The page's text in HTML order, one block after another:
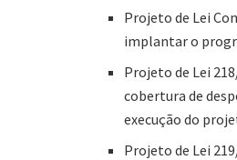
Projeto de Lei
implantar o
Projeto de Lei
cobertura de
execução do
Projeto de Lei